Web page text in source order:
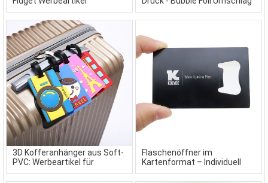
3D Kofferanhänger aus Soft-
PVC: Werbeartikel für
Reisende
Flaschenöffner im
Kartenformat – Individuell
bedruckte Werbeartikel